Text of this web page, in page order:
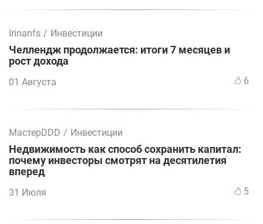
Irinanfs / Инвестиции
Челлендж продолжается: итоги 7 месяцев и
рост дохода
01 Августа 6
МастерDDD / Инвестиции
Недвижимость как способ сохранить капитал:
почему инвесторы смотрят на десятилетия
вперед
31 Июля 5